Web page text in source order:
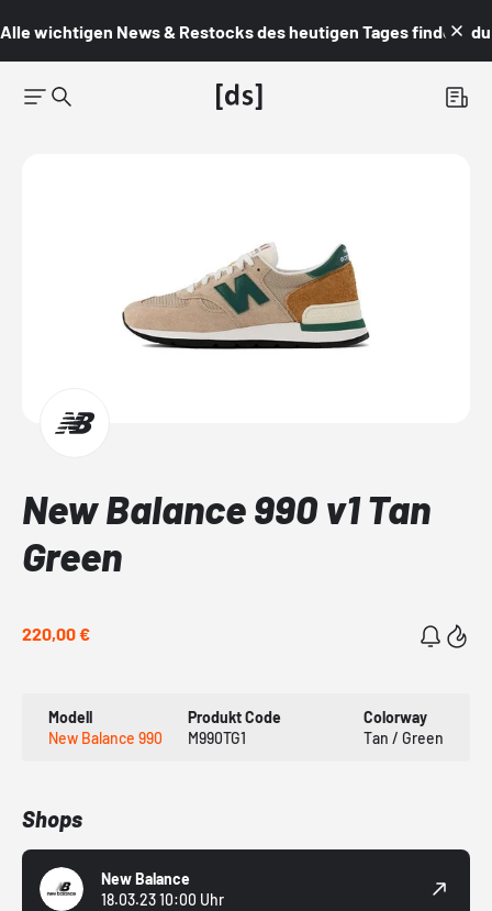
Alle wichtigen News & Restocks des heutigen Tages findest du
New Balance 990 v1 Tan
Green
220,00 €
Modell
New Balance 990
Produkt Code
M990TG1
Colorway
Tan / Green
Shops
New Balance
18.03.23 10:00 Uhr